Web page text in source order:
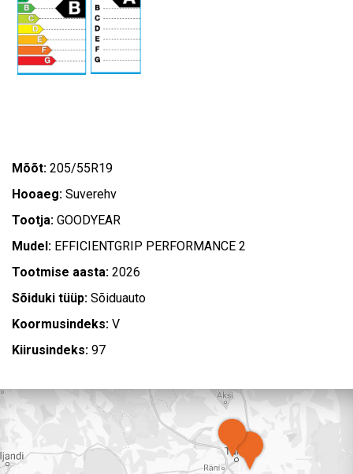
Mõõt: 205/55R19
Hooaeg: Suverehv
Tootja: GOODYEAR
Mudel: EFFICIENTGRIP PERFORMANCE 2
Tootmise aasta: 2026
Sõiduki tüüp: Sõiduauto
Koormusindeks: V
Kiirusindeks: 97